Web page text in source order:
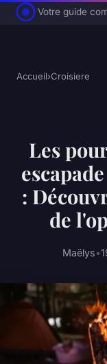
Votre guide
Accueil›Croisiere
Les
:
de
Maëlys•